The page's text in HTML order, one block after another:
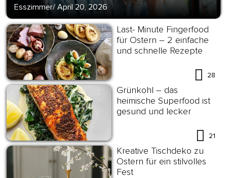
Esszimmer/ April 20, 2026
Last- Minute Fingerfood
für Ostern – 2 einfache
und schnelle Rezepte
28
Grünkohl – das
heimische Superfood ist
gesund und lecker
21
Kreative Tischdeko zu
Ostern für ein stilvolles
Fest